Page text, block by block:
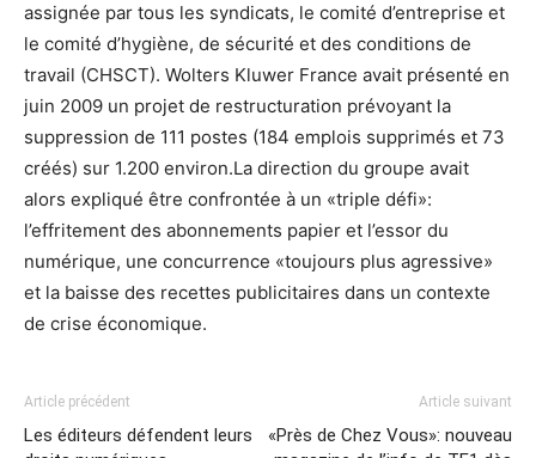
assignée par tous les syndicats, le comité d’entreprise et
le comité d’hygiène, de sécurité et des conditions de
travail (CHSCT). Wolters Kluwer France avait présenté en
juin 2009 un projet de restructuration prévoyant la
suppression de 111 postes (184 emplois supprimés et 73
créés) sur 1.200 environ.La direction du groupe avait
alors expliqué être confrontée à un «triple défi»:
l’effritement des abonnements papier et l’essor du
numérique, une concurrence «toujours plus agressive»
et la baisse des recettes publicitaires dans un contexte
de crise économique.
Article précédent
Les éditeurs défendent leurs
Article suivant
«Près de Chez Vous»: nouveau